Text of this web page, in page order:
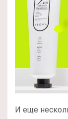
И еще